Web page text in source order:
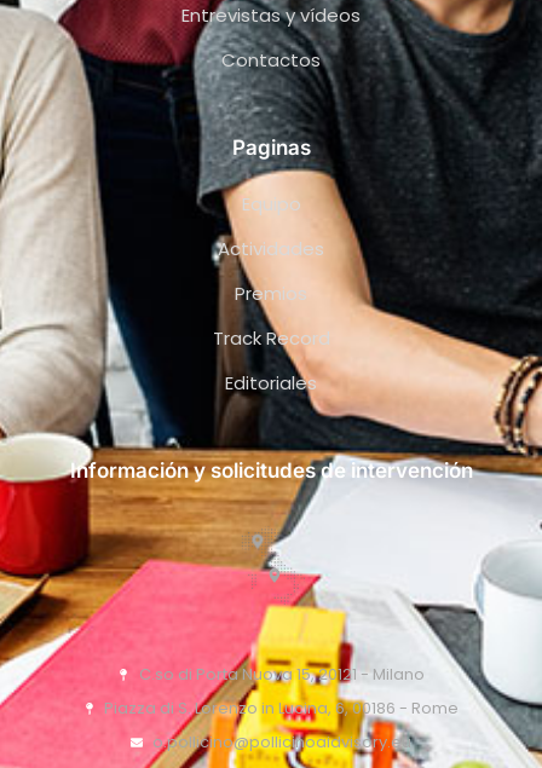
Entrevistas y vídeos
Contactos
Paginas
Equipo
Actividades
Premios
Track Record
Editoriales
Información y solicitudes de intervención
C.so di Porta Nuova 15, 20121 - Milano
Piazza di S. Lorenzo in Lucina, 6, 00186 - Rome
o.pollicino@pollicinoaidvisory.eu